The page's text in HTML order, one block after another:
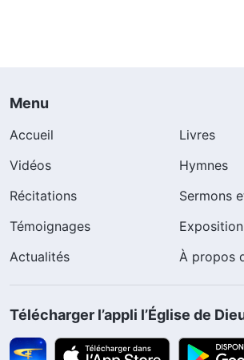
Menu
Accueil
Livres
Vidéos
Hymnes
Récitations
Sermons
Témoignages
Actualités
À propos
Télécharger l’appli l’Église de